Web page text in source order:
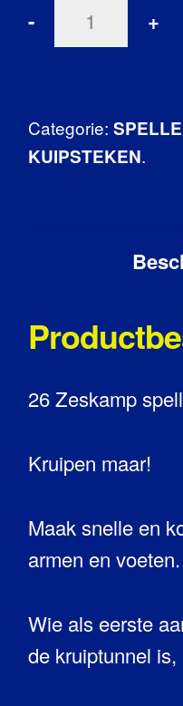
Categorie:
KUIPSTEKEN.
26 Zeskamp
Kruipen maar!
Maak snelle en
armen en voeten.
Wie als eerste
de kruiptunnel